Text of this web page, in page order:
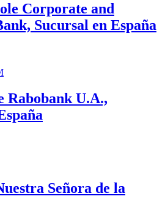
Corporate and
Sucursal en España
Rabobank U.A.,
Señora de la